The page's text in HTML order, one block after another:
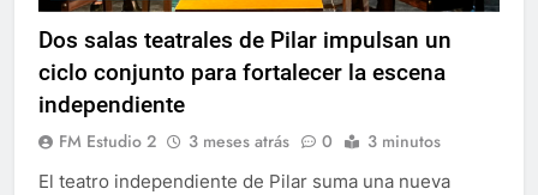
Dos salas teatrales de Pilar impulsan un
ciclo conjunto para fortalecer la escena
independiente
FM Estudio 2 3 meses atrás 0 3 minutos
El teatro independiente de Pilar suma una nueva